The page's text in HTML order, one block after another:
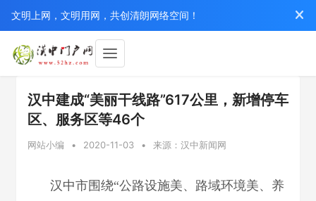
文明上网，文明用网，共创清朗网络空间！
汉中建成“美丽干线路”617公里，新增停车
区、服务区等46个
网站小编 • 2020-11-03 • 来源：汉中新闻网
汉中市围绕“公路设施美、路域环境美、养